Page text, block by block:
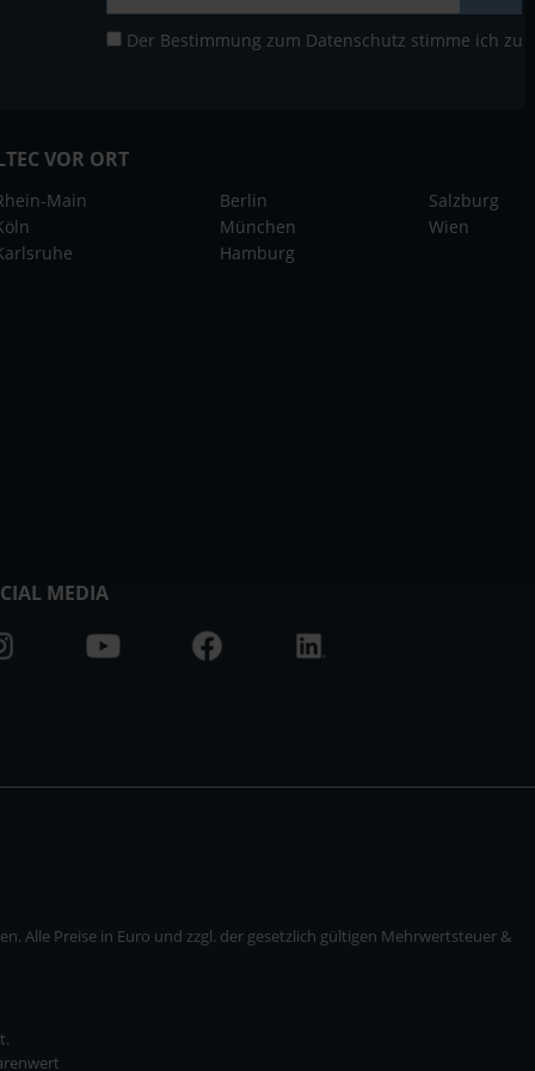
Der Bestimmung zum Datenschutz stimme ich zu
VOR ORT
Main
Berlin
München
Hamburg
Salzburg
Wien
MEDIA
Alle Preise in Euro und zzgl. der gesetzlich gültigen Mehrwertsteuer &